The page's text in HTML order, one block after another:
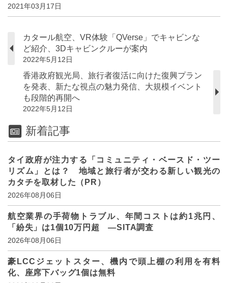
2021年03月17日
カタール航空、VR体験「QVerse」でキャビンな
ど紹介、3Dキャビンクルーが案内
2022年5月12日
香港政府観光局、旅行者復活に向けた復興プラン
を発表、新たな視点の魅力発信、大規模イベント
も段階的再開へ
2022年5月12日
新着記事
タイ政府が注力する「コミュニティ・ベースド・ツー
リズム」とは？ 地域と旅行者が交わる新しい観光の
カタチを取材した（PR）
2026年08月06日
航空業界の手荷物トラブル、年間コストは約1兆円、
「紛失」は1個10万円超 ―SITA調査
2026年08月06日
豪LCCジェットスター、機内で頭上棚の利用を有料
化、座席下バッグ1個は無料